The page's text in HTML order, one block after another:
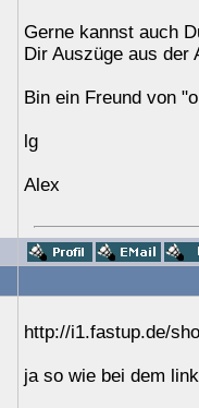
Gerne kannst auch
Dir Auszüge aus der
Bin ein Freund von
lg
Alex
http://i1.fastup.de/
ja so wie bei dem